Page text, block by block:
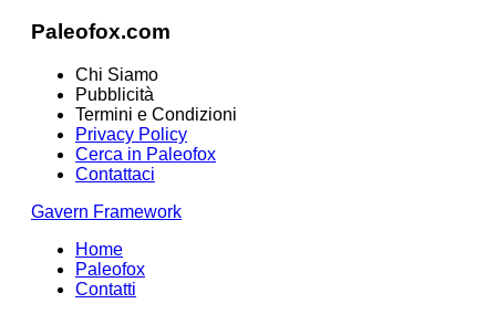
Paleofox.com
Chi Siamo
Pubblicità
Termini e Condizioni
Privacy Policy
Cerca in Paleofox
Contattaci
Gavern Framework
Home
Paleofox
Contatti